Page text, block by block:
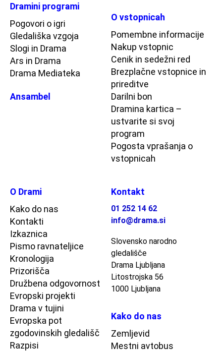
Dramini programi
Pogovori o igri
Gledališka vzgoja
Slogi in Drama
Ars in Drama
Drama Mediateka
Ansambel
O vstopnicah
Pomembne informacije
Nakup vstopnic
Cenik in sedežni red
Brezplačne vstopnice in
prireditve
Darilni bon
Dramina kartica –
ustvarite si svoj
program
Pogosta vprašanja o
vstopnicah
O Drami
Kako do nas
Kontakti
Izkaznica
Pismo ravnateljice
Kronologija
Prizorišča
Družbena odgovornost
Evropski projekti
Drama v tujini
Evropska pot
zgodovinskih gledališč
Razpisi
Kontakt
01 252 14 62
info@drama.si
Slovensko narodno
gledališče
Drama Ljubljana
Litostrojska 56
1000 Ljubljana
Kako do nas
Zemljevid
Mestni avtobus